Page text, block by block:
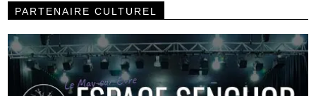
PARTENAIRE CULTUREL